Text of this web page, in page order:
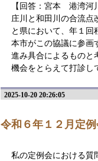
【回答：宮本 港湾河
庄川と和田川の合流点
と県において、年１回
本市がこの協議に参画
進み具合によるものと
機会をとらえて打診し
2025-10-20 20:26:05
令和６年１２月定
私の定例会における質